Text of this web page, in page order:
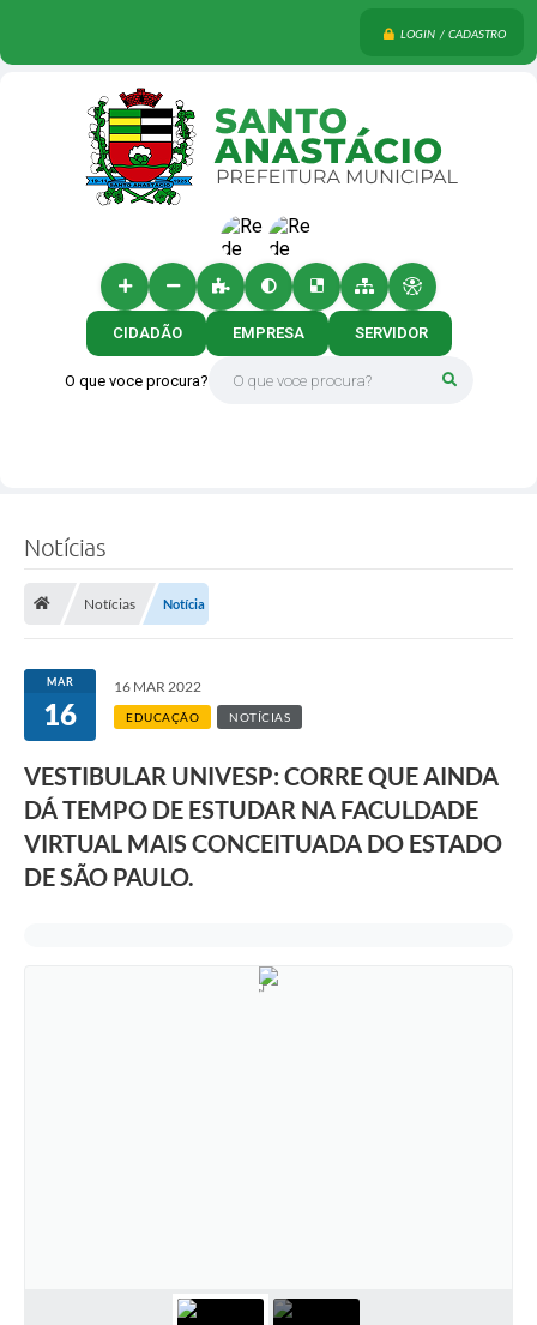
LOGIN / CADASTRO
O que voce procura?
CIDADÃO EMPRESA SERVIDOR
Notícias
Notícias Notícia
MAR
16
16 MAR 2022
EDUCAÇÃO NOTÍCIAS
VESTIBULAR UNIVESP: CORRE QUE AINDA
DÁ TEMPO DE ESTUDAR NA FACULDADE
VIRTUAL MAIS CONCEITUADA DO ESTADO
DE SÃO PAULO.